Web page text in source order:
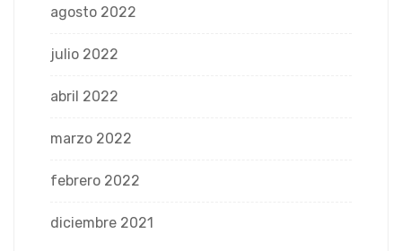
agosto 2022
julio 2022
abril 2022
marzo 2022
febrero 2022
diciembre 2021